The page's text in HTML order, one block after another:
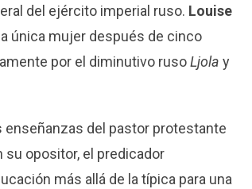
del ejército imperial ruso. Louise
única mujer después de cinco
por el diminutivo rusoLjola y
del pastor protestante
opositor, el predicador
más allá de la típica para una